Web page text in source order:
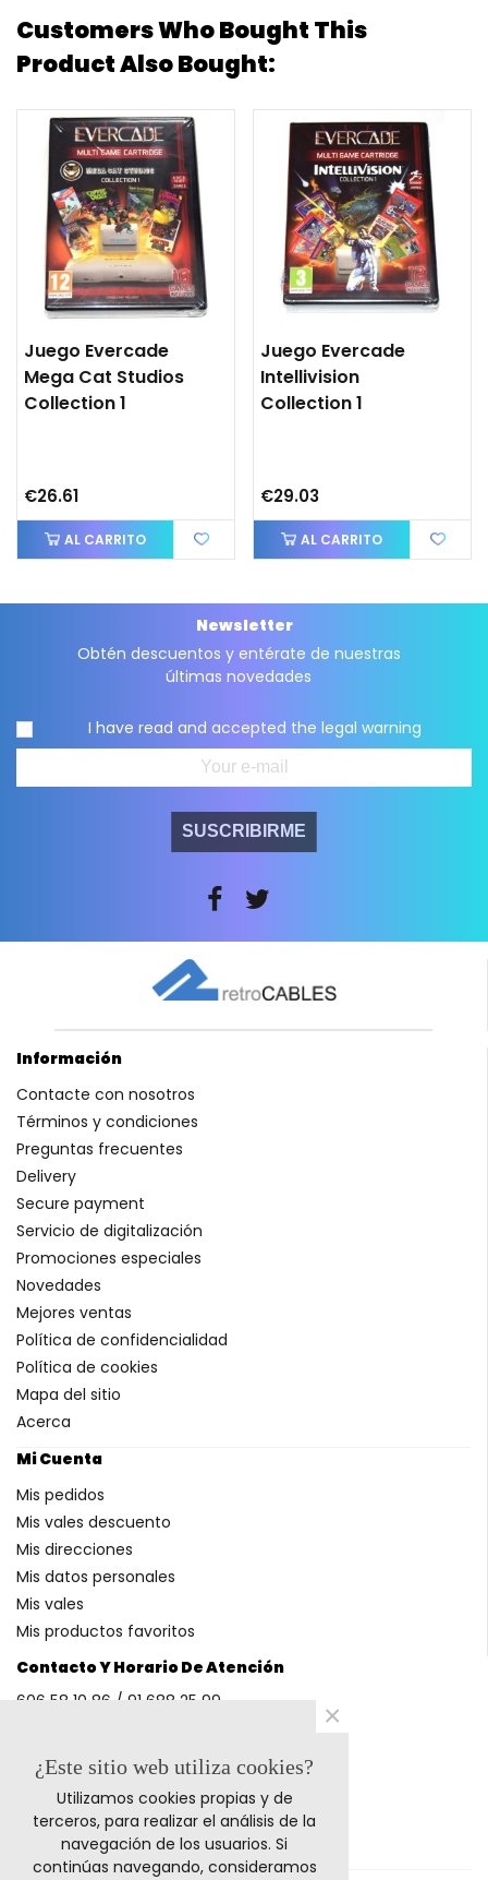
Customers Who Bought This
Product Also Bought:
Juego Evercade
Mega Cat Studios
Collection 1
€26.61
AL CARRITO
Juego Evercade
Intellivision
Collection 1
€29.03
AL CARRITO
Newsletter
Obtén descuentos y entérate de nuestras
últimas novedades
I have read and accepted the legal warning
SUSCRIBIRME
Contacto Y Horario De Atención
606 58 10 86 / 91 688 25 99
Métodos De Pago
Información
Contacte con nosotros
Términos y condiciones
Preguntas frecuentes
Delivery
Secure payment
Servicio de digitalización
Promociones especiales
Novedades
Mejores ventas
Política de confidencialidad
Política de cookies
Mapa del sitio
Acerca
Mi Cuenta
Mis pedidos
Mis vales descuento
Mis direcciones
Mis datos personales
Mis vales
Mis productos favoritos
¿Este sitio web utiliza cookies?
Utilizamos cookies propias y de
terceros, para realizar el análisis de la
navegación de los usuarios. Si
continúas navegando, consideramos
×